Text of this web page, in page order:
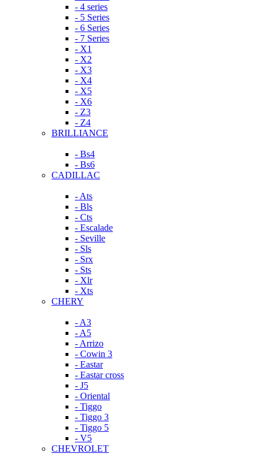
- 4 series
- 5 Series
- 6 Series
- 7 Series
- X1
- X2
- X3
- X4
- X5
- X6
- Z3
- Z4
BRILLIANCE
- Bs4
- Bs6
CADILLAC
- Ats
- Bls
- Cts
- Escalade
- Seville
- Sls
- Srx
- Sts
- Xlr
- Xts
CHERY
- A3
- A5
- Arrizo
- Cowin 3
- Eastar
- Eastar cross
- J5
- Oriental
- Tiggo
- Tiggo 3
- Tiggo 5
- V5
CHEVROLET